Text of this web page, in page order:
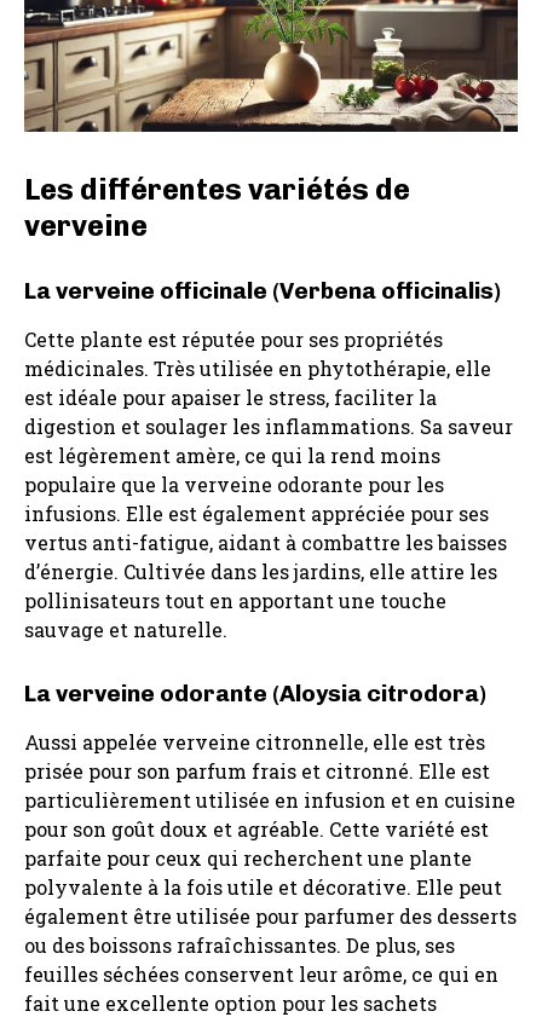
Les différentes variétés de
verveine
La verveine officinale (Verbena officinalis)
Cette plante est réputée pour ses propriétés
médicinales. Très utilisée en phytothérapie, elle
est idéale pour apaiser le stress, faciliter la
digestion et soulager les inflammations. Sa saveur
est légèrement amère, ce qui la rend moins
populaire que la verveine odorante pour les
infusions. Elle est également appréciée pour ses
vertus anti-fatigue, aidant à combattre les baisses
d’énergie. Cultivée dans les jardins, elle attire les
pollinisateurs tout en apportant une touche
sauvage et naturelle.
La verveine odorante (Aloysia citrodora)
Aussi appelée verveine citronnelle, elle est très
prisée pour son parfum frais et citronné. Elle est
particulièrement utilisée en infusion et en cuisine
pour son goût doux et agréable. Cette variété est
parfaite pour ceux qui recherchent une plante
polyvalente à la fois utile et décorative. Elle peut
également être utilisée pour parfumer des desserts
ou des boissons rafraîchissantes. De plus, ses
feuilles séchées conservent leur arôme, ce qui en
fait une excellente option pour les sachets